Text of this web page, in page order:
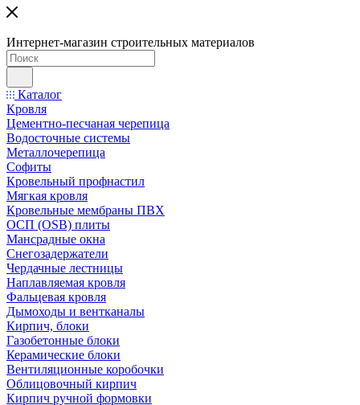
Интернет-магазин строительных материалов
Каталог
Кровля
Цементно-песчаная черепица
Водосточные системы
Металлочерепица
Софиты
Кровельный профнастил
Мягкая кровля
Кровельные мембраны ПВХ
ОСП (OSB) плиты
Мансрадные окна
Снегозадержатели
Чердачные лестницы
Наплавляемая кровля
Фальцевая кровля
Дымоходы и вентканалы
Кирпич, блоки
Газобетонные блоки
Керамические блоки
Вентиляционные коробочки
Облицовочный кирпич
Кирпич ручной формовки